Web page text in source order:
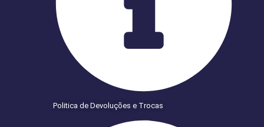
Politica de Devoluções e Trocas